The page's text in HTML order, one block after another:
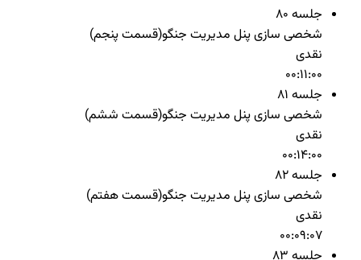
جلسه 80
شخصی سازی پنل مدیریت جنگو(قسمت پنجم)
نقدی
00:11:00
جلسه 81
شخصی سازی پنل مدیریت جنگو(قسمت ششم)
نقدی
00:14:00
جلسه 82
شخصی سازی پنل مدیریت جنگو(قسمت هفتم)
نقدی
00:09:07